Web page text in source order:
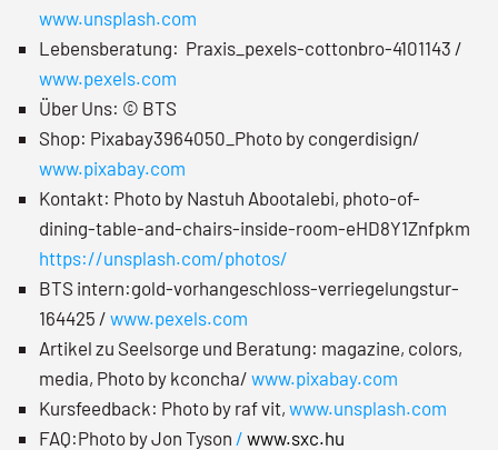
www.unsplash.com
Lebensberatung: Praxis_pexels-cottonbro-4101143 /
www.pexels.com
Über Uns: © BTS
Shop: Pixabay3964050_Photo by congerdisign/
www.pixabay.com
Kontakt: Photo by Nastuh Abootalebi, photo-of-
dining-table-and-chairs-inside-room-eHD8Y1Znfpkm
https://unsplash.com/photos/
BTS intern:gold-vorhangeschloss-verriegelungstur-
164425 / www.pexels.com
Artikel zu Seelsorge und Beratung: magazine, colors,
media, Photo by kconcha/ www.pixabay.com
Kursfeedback: Photo by raf vit, www.unsplash.com
FAQ:Photo by Jon Tyson / www.sxc.hu